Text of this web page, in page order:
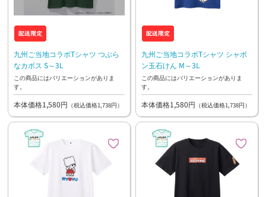
九州ご当地コラボTシャツ つぶら
なカボス S～3L
この商品にはバリエーションがありま
す。
本体価格1,580円 （税込価格1,738円）
九州ご当地コラボTシャツ シャボ
ン玉石けん M～3L
この商品にはバリエーションがありま
す。
本体価格1,580円 （税込価格1,738円）